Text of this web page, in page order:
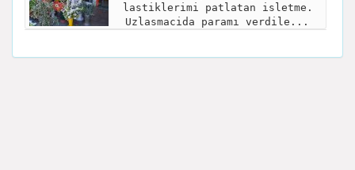
lastiklerimi patlatan isletme.
Uzlasmacida paramı verdile...